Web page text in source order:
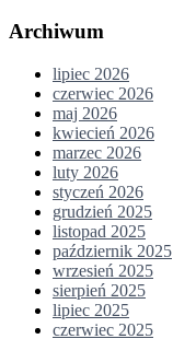
Archiwum
lipiec 2026
czerwiec 2026
maj 2026
kwiecień 2026
marzec 2026
luty 2026
styczeń 2026
grudzień 2025
listopad 2025
październik 2025
wrzesień 2025
sierpień 2025
lipiec 2025
czerwiec 2025